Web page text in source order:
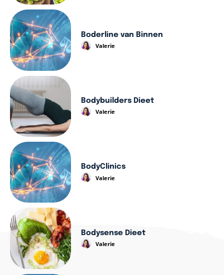
Boderline van Binnen
Valerie
Bodybuilders Dieet
Valerie
BodyClinics
Valerie
Bodysense Dieet
Valerie